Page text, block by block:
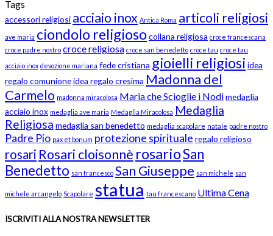
Tags
accessori religiosi acciaio inox Antica Roma articoli religiosi
ave maria ciondolo religiosocollana religiosa croce francescana
croce padre nostro croce religiosa croce san benedetto croce tau croce tau
acciaio inox devozione mariana fede cristiana gioielli religiosi idea
regalo comunioneidea regalo cresima Madonna del
Carmelo madonna miracolosa Maria che Scioglie i Nodimedaglia
acciaio inox medaglia ave maria Medaglia Miracolosa Medaglia
Religiosa medaglia san benedetto medaglia scapolare natale padre nostro
Padre Pio pax et bonum protezione spirituale regalo religioso
rosari Rosari cloisonnè rosarioSan
Benedetto san francesco San Giuseppe san michele san
michele arcangelo Scapolare statua tau francescano Ultima Cena
ISCRIVITI ALLA NOSTRA NEWSLETTER